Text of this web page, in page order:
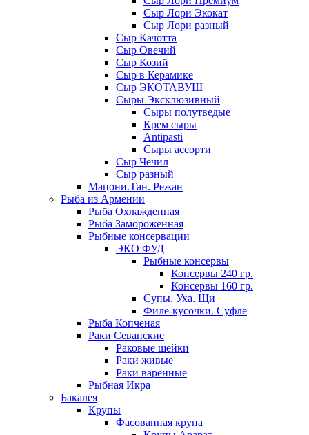
Сыр Лори Экокат
Сыр Лори разный
Сыр Качотта
Сыр Овечий
Сыр Козий
Сыр в Керамике
Сыр ЭКОТАВУШ
Сыры Эксклюзивный
Сыры полутведые
Крем сыры
Antipasti
Сыры ассорти
Сыр Чечил
Сыр разный
Мацони.Тан. Режан
Рыба из Армении
Рыба Охлажденная
Рыба Замороженная
Рыбные консервации
ЭКО ФУД
Рыбные консервы
Консервы 240 гр.
Консервы 160 гр.
Супы. Уха. Щи
Филе-кусочки. Суфле
Рыба Копченая
Раки Севанские
Раковые шейки
Раки живые
Раки варенные
Рыбная Икра
Бакалея
Крупы
Фасованная крупа